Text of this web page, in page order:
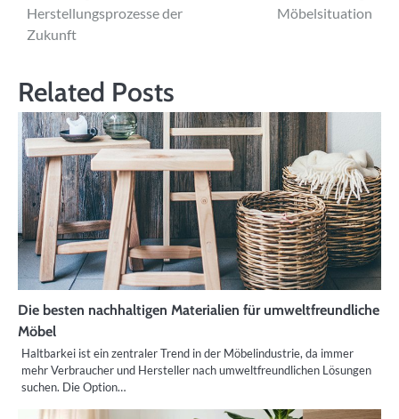
Herstellungsprozesse der
Zukunft
Möbelsituation
Related Posts
Die besten nachhaltigen Materialien für umweltfreundliche
Möbel
Haltbarkei ist ein zentraler Trend in der Möbelindustrie, da immer
mehr Verbraucher und Hersteller nach umweltfreundlichen Lösungen
suchen. Die Option…